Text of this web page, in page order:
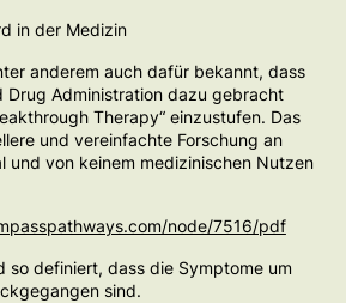
in der Medizin
anderem auch dafür bekannt, dass
Drug Administration dazu gebracht
Therapy“ einzustufen. Das
und vereinfachte Forschung an
und von keinem medizinischen Nutzen
node/7516/pdf
so definiert, dass die Symptome um
sind.